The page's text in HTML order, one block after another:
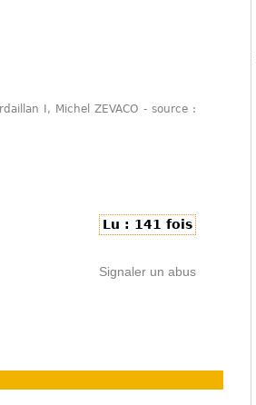
I, Michel ZEVACO - source :
Lu : 141 fois
Signaler un abus